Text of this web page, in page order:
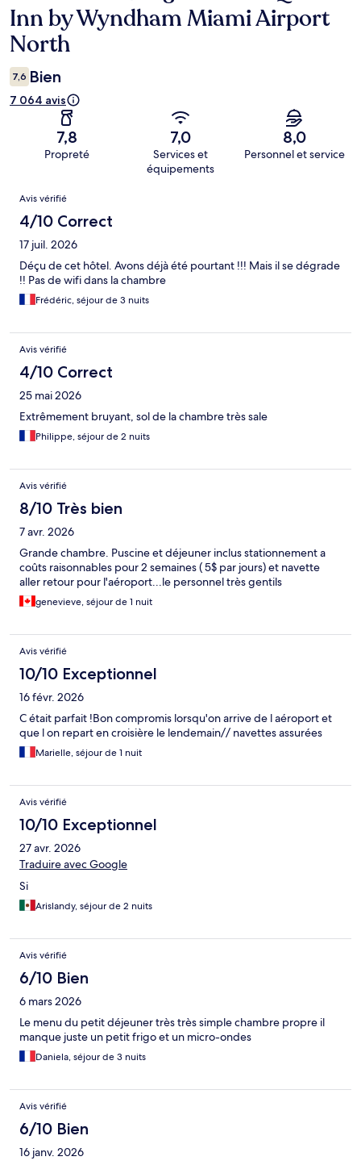
Inn by Wyndham Miami Airport
North
7,6 Bien
7 064 avis
7,8
Propreté
7,0
Services et
équipements
8,0
Personnel et service
Avis
Avis vérifié
4/10 Correct
17 juil. 2026
Déçu de cet hôtel. Avons déjà été pourtant !!! Mais il se dégrade
!! Pas de wifi dans la chambre
Frédéric, séjour de 3 nuits
Avis vérifié
4/10 Correct
25 mai 2026
Extrêmement bruyant, sol de la chambre très sale
Philippe, séjour de 2 nuits
Avis vérifié
8/10 Très bien
7 avr. 2026
Grande chambre. Puscine et déjeuner inclus stationnement a
coûts raisonnables pour 2 semaines ( 5$ par jours) et navette
aller retour pour l'aéroport...le personnel très gentils
genevieve, séjour de 1 nuit
Avis vérifié
10/10 Exceptionnel
16 févr. 2026
C était parfait !Bon compromis lorsqu'on arrive de l aéroport et
que l on repart en croisière le lendemain// navettes assurées
Marielle, séjour de 1 nuit
Avis vérifié
10/10 Exceptionnel
27 avr. 2026
Traduire avec Google
Si
Arislandy, séjour de 2 nuits
Avis vérifié
6/10 Bien
6 mars 2026
Le menu du petit déjeuner très très simple chambre propre il
manque juste un petit frigo et un micro-ondes
Daniela, séjour de 3 nuits
Avis vérifié
6/10 Bien
16 janv. 2026